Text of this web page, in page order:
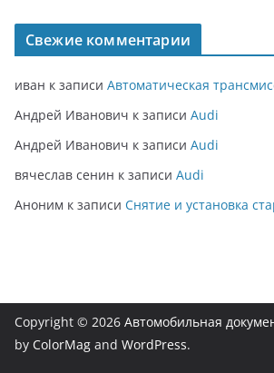
Свежие комментарии
иван к записи Автоматическая
Андрей Иванович к записи Audi
Андрей Иванович к записи Audi
вячеслав сенин к записи Audi
Аноним к записи Снятие и установка
Copyright © 2026 Автомобильная
by ColorMag and WordPress.